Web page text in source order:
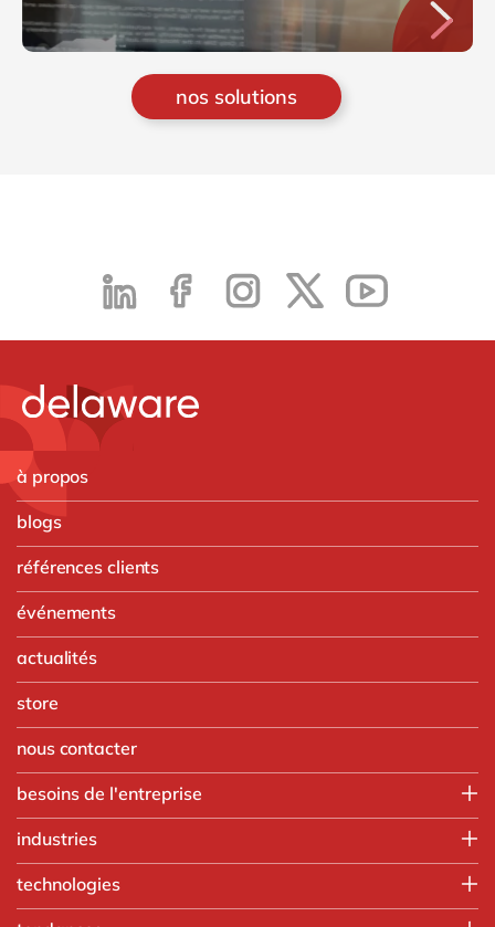
nos solutions
à propos
blogs
références clients
événements
actualités
store
nous contacter
besoins de l'entreprise
Opérations
Ressources humaines
industries
Automobile
technologies